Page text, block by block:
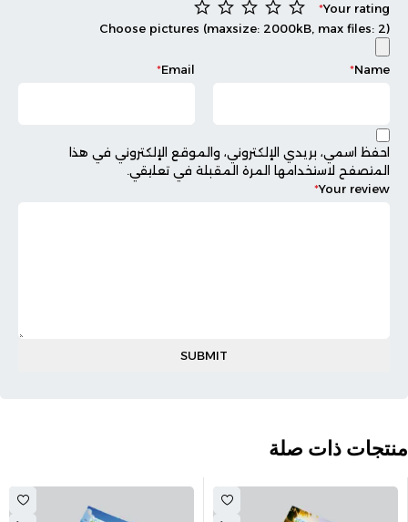
Your rating
*
Your review
*
Choose pictures (maxsize: 2000kB, max files: 2)
Name
*
Email
*
احفظ اسمي، بريدي الإلكتروني، والموقع الإلكتروني في هذا
المتصفح لاستخدامها المرة المقبلة في تعليقي.
منتجات ذات صلة